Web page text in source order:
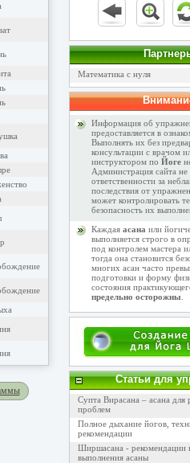
Математика с нуля
Информация об
предоставляется в
Выполнять их без
консультации с врачом
инструктором по Йоге
Администрация сайта не
ответственности за
последствия от
может контролировать
безопасность их
Каждая асана или
выполняется строго в
под контролем мастера
тогда она становится
многих асан часто
подготовки и форму
состояния
предельно осторожны
Статьи для
Супта Вирасана – асана для
проблем
Полное дыхание йогов,
рекомендации
Ширшасана - рекомендации
выполнения асаны